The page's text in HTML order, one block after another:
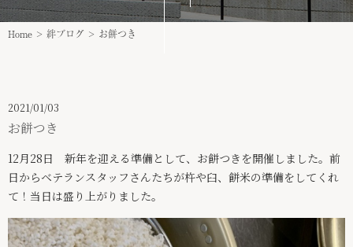
事業所情報
介護サービス
スタッフ紹介
Home > 絆ブログ > お餅つき
2021/01/03
お餅つき
12月28日 新年を迎える準備として、お餅つきを開催しました。前
日からベテランスタッフさんたちが杵や臼、餅米の準備をしてくれ
て！当日は盛り上がりました。